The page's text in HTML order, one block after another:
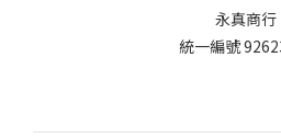
永真商行
統一編號